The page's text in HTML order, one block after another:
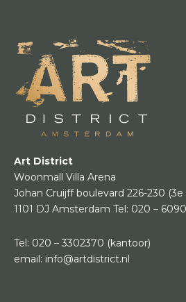
Art District
Woonmall Villa Arena
Johan Cruijff boulevard 226-230
1101 DJ Amsterdam Tel: 020 –
Tel: 020 – 3302370 (kantoor)
email: info@artdistrict.nl